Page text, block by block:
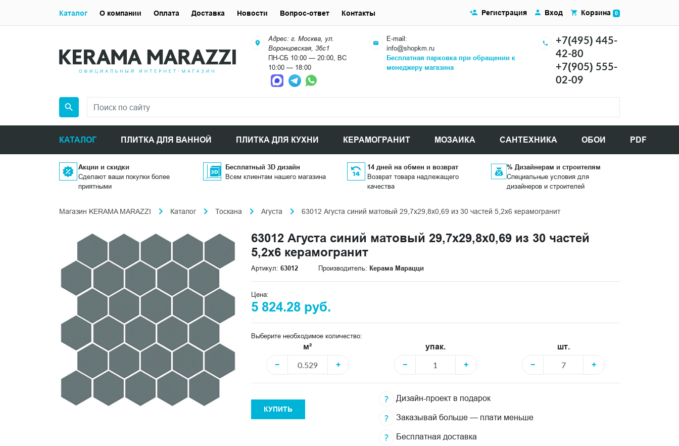
Адрес: г. Москва, ул.
Воронцовская, 36с1
ПН-СБ 10:00 — 20:00, ВС
10:00 — 18:00
E-mail:
info@shopkm.ru
Бесплатная парковка при обращении к
менеджеру магазина
+7(495) 445-
42-80
+7(905) 555-
02-09
КАТАЛОГ ПЛИТКА ДЛЯ ВАННОЙ ПЛИТКА ДЛЯ КУХНИ КЕРАМОГРАНИТ МОЗАИКА САНТЕХНИКА ОБОИ PDF
Регистрация Вход Корзина 0
Каталог О компании Оплата Доставка Новости Вопрос-ответ Контакты
Акции и скидки
Сделают ваши покупки более
приятными
Бесплатный 3D дизайн
Всем клиентам нашего магазина
14 дней на обмен и возврат
Возврат товара надлежащего
качества
% Дизайнерам и строителям
Специальные условия для
дизайнеров и строителей
Магазин KERAMA MARAZZI Каталог Тоскана Агуста 63012 Агуста синий матовый 29,7x29,8x0,69 из 30 частей 5,2х6 керамогранит
63012 Агуста синий матовый 29,7x29,8x0,69 из 30 частей
5,2х6 керамогранит
Артикул: 63012 Производитель: Керама Марацци
Цена:
5 824.28 руб.
Выберите необходимое количество:
м²
−
+
упак.
−
+
шт.
−
+
КУПИТЬ
Дизайн-проект в подарок
Заказывай больше — плати меньше
Бесплатная доставка